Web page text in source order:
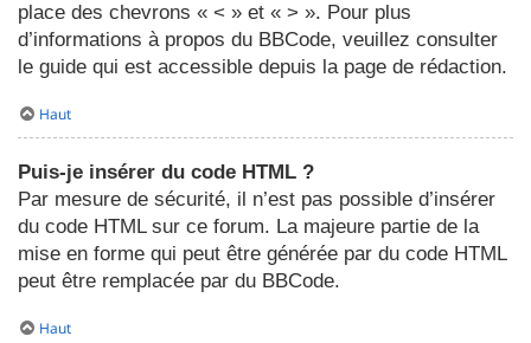
place des chevrons « < » et « > ». Pour plus
d’informations à propos du BBCode, veuillez consulter
le guide qui est accessible depuis la page de rédaction.
Haut
Puis-je insérer du code HTML ?
Par mesure de sécurité, il n’est pas possible d’insérer
du code HTML sur ce forum. La majeure partie de la
mise en forme qui peut être générée par du code HTML
peut être remplacée par du BBCode.
Haut